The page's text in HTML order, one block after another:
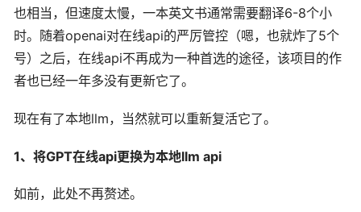
也相当，但速度太慢，一本英文书通常需要翻译6-8个小
时。随着openai对在线api的严厉管控（嗯，也就炸了5个
号）之后，在线api不再成为一种首选的途径，该项目的作
者也已经一年多没有更新它了。
现在有了本地llm，当然就可以重新复活它了。
1、将GPT在线api更换为本地llm api
如前，此处不再赘述。